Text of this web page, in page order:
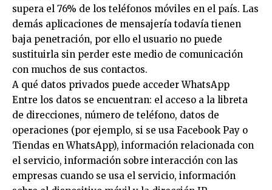
supera el 76% de los teléfonos móviles en el país. Las
demás aplicaciones de mensajería todavía tienen
baja penetración, por ello el usuario no puede
sustituirla sin perder este medio de comunicación
con muchos de sus contactos.
A qué datos privados puede acceder WhatsApp
Entre los datos se encuentran: el acceso a la libreta
de direcciones, número de teléfono, datos de
operaciones (por ejemplo, si se usa Facebook Pay o
Tiendas en WhatsApp), información relacionada con
el servicio, información sobre interacción con las
empresas cuando se usa el servicio, información